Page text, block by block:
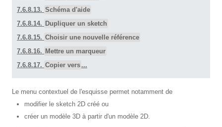
7.6.8.13. Schéma d'aide
7.6.8.14. Dupliquer un sketch
7.6.8.15. Choisir une nouvelle référence
7.6.8.16. Mettre un marqueur
7.6.8.17. Copier vers ...
Le menu contextuel de l'esquisse permet notamment de
modifier le sketch 2D créé ou
créer un modèle 3D à partir d'un modèle 2D.